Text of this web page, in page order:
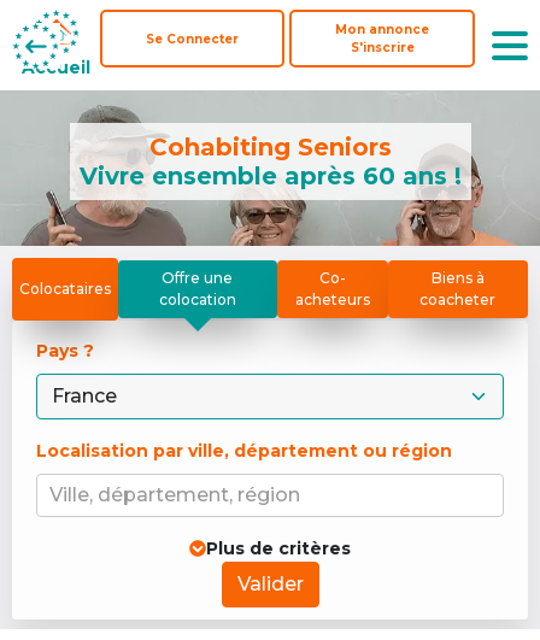
Accueil
Se Connecter
Mon annonce
S'inscrire
Accueil
Se Connecter
Mon annonce
S'inscrire
Cohabiting Seniors
Vivre ensemble après 60 ans !
Colocataires
Offre une
colocation
Co-
acheteurs
Biens à
coacheter
Pays ?
Localisation par ville, département ou région
Ville, département, région
Plus de critères
Valider